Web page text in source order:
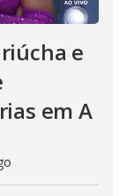
e
em A